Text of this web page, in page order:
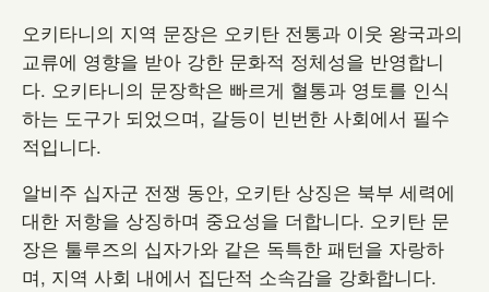
오키타니의 지역 문장은 오키탄 전통과 이웃 왕국과의
교류에 영향을 받아 강한 문화적 정체성을 반영합니
다. 오키타니의 문장학은 빠르게 혈통과 영토를 인식
하는 도구가 되었으며, 갈등이 빈번한 사회에서 필수
적입니다.
알비주 십자군 전쟁 동안, 오키탄 상징은 북부 세력에
대한 저항을 상징하며 중요성을 더합니다. 오키탄 문
장은 툴루즈의 십자가와 같은 독특한 패턴을 자랑하
며, 지역 사회 내에서 집단적 소속감을 강화합니다.